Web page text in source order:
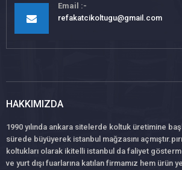
Email
refakatcikoltugu@gmail.com
HAKKIMIZDA
1990 yılında ankara sitelerde koltuk üretimine
sürede büyüyerek istanbul mağzasını
koltukları olarak ikitelli istanbul da faliyet
ve yurt dışı fuarlarına katılan firmamız hem ürün